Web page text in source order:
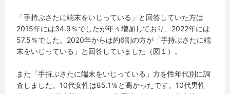
「手持ぶさたに端末をいじっている」と回答していた方は
2015年には34.9％でしたが年々増加しており、2022年には
57.5％でした。2020年からは約6割の方が「手持ぶさたに端
末をいじっている」と回答していました（図１）。
また「手持ぶさたに端末をいじっている」方を性年代別に調
査しました。10代女性は85.1％と高かったです。10代男性